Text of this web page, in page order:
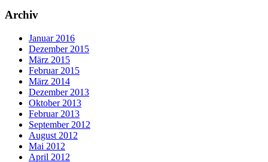
Archiv
Januar 2016
Dezember 2015
März 2015
Februar 2015
März 2014
Dezember 2013
Oktober 2013
Februar 2013
September 2012
August 2012
Mai 2012
April 2012